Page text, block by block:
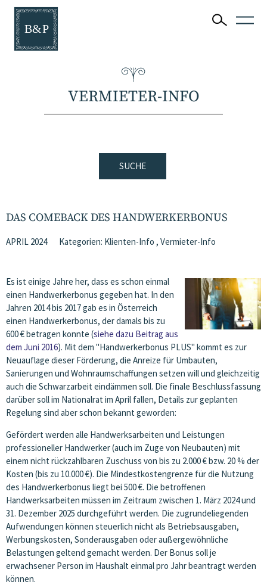
VERMIETER-INFO
SUCHE
DAS COMEBACK DES HANDWERKERBONUS
APRIL 2024 Kategorien: Klienten-Info , Vermieter-Info
Es ist einige Jahre her, dass es schon einmal
einen Handwerkerbonus gegeben hat. In den
Jahren 2014 bis 2017 gab es in Österreich
einen Handwerkerbonus, der damals bis zu
600 € betragen konnte (siehe dazu Beitrag aus
dem Juni 2016). Mit dem "Handwerkerbonus PLUS" kommt es zur
Neuauflage dieser Förderung, die Anreize für Umbauten,
Sanierungen und Wohnraumschaffungen setzen will und gleichzeitig
auch die Schwarzarbeit eindämmen soll. Die finale Beschlussfassung
darüber soll im Nationalrat im April fallen, Details zur geplanten
Regelung sind aber schon bekannt geworden:
Gefördert werden alle Handwerksarbeiten und Leistungen
professioneller Handwerker (auch im Zuge von Neubauten) mit
einem nicht rückzahlbaren Zuschuss von bis zu 2.000 € bzw. 20 % der
Kosten (bis zu 10.000 €). Die Mindestkostengrenze für die Nutzung
des Handwerkerbonus liegt bei 500 €. Die betroffenen
Handwerksarbeiten müssen im Zeitraum zwischen 1. März 2024 und
31. Dezember 2025 durchgeführt werden. Die zugrundeliegenden
Aufwendungen können steuerlich nicht als Betriebsausgaben,
Werbungskosten, Sonderausgaben oder außergewöhnliche
Belastungen geltend gemacht werden. Der Bonus soll je
erwachsener Person im Haushalt einmal pro Jahr beantragt werden
können.